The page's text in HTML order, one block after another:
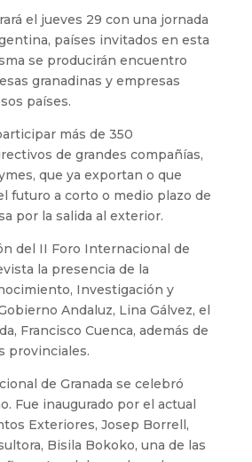
el jueves 29 con una jornada
países invitados en esta
se producirán encuentro
granadinas y empresas
países.
más de 350
de grandes compañías,
que ya exportan o que
futuro a corto o medio plazo de
por la salida al exterior.
del II Foro Internacional de
la presencia de la
Investigación y
Andaluz, Lina Gálvez, el
Francisco Cuenca, además de
provinciales.
de Granada se celebró
Fue inaugurado por el actual
Exteriores, Josep Borrell,
Bisila Bokoko, una de las